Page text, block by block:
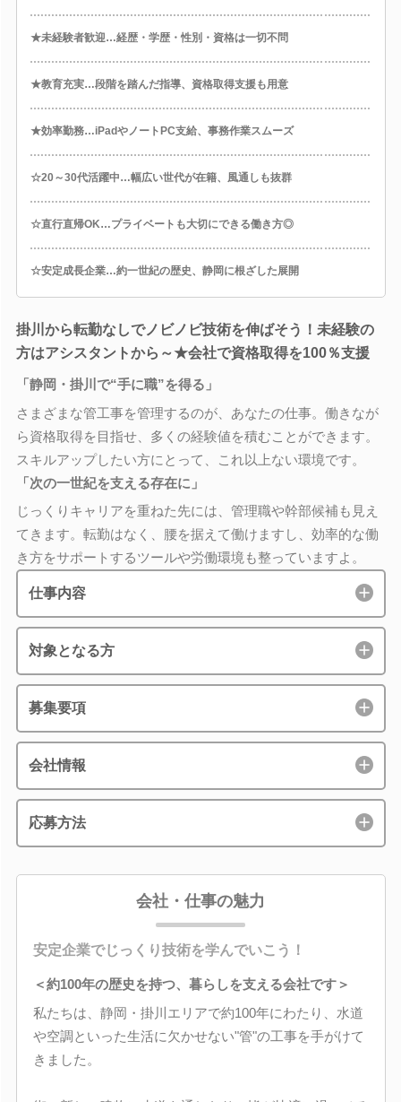
★未経験者歓迎…経歴・学歴・性別・資格は一切不問
★教育充実…段階を踏んだ指導、資格取得支援も用意
★効率勤務…iPadやノートPC支給、事務作業スムーズ
☆20～30代活躍中…幅広い世代が在籍、風通しも抜群
☆直行直帰OK…プライベートも大切にできる働き方◎
☆安定成長企業…約一世紀の歴史、静岡に根ざした展開
掛川から転勤なしでノビノビ技術を伸ばそう！未経験の
方はアシスタントから～★会社で資格取得を100％支援
「静岡・掛川で“手に職”を得る」
さまざまな管工事を管理するのが、あなたの仕事。働きなが
ら資格取得を目指せ、多くの経験値を積むことができます。
スキルアップしたい方にとって、これ以上ない環境です。
「次の一世紀を支える存在に」
じっくりキャリアを重ねた先には、管理職や幹部候補も見え
てきます。転勤はなく、腰を据えて働けますし、効率的な働
き方をサポートするツールや労働環境も整っていますよ。
仕事内容
対象となる方
募集要項
会社情報
応募方法
会社・仕事の魅力
安定企業でじっくり技術を学んでいこう！
＜約100年の歴史を持つ、暮らしを支える会社です＞
私たちは、静岡・掛川エリアで約100年にわたり、水道
や空調といった生活に欠かせない"管"の工事を手がけて
きました。